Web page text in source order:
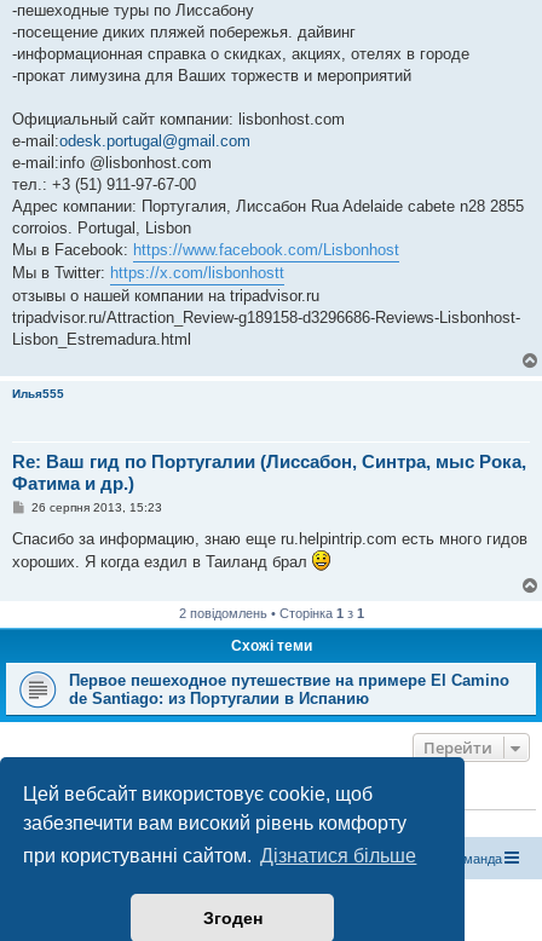
Цей вебсайт використовує cookie, щоб
забезпечити вам високий рівень комфорту
при користуванні сайтом. Дізнатися більше
Згоден
-пешеходные туры по Лиссабону
-посещение диких пляжей побережья. дайвинг
-информационная справка о скидках, акциях, отелях в городе
-прокат лимузина для Ваших торжеств и мероприятий
Официальный сайт компании: lisbonhost.com
e-mail:odesk.portugal@gmail.com
е-mail:info @lisbonhost.com
тел.: +3 (51) 911-97-67-00
Адрес компании: Португалия, Лиссабон Rua Adelaide cabete n28 2855
corroios. Portugal, Lisbon
Мы в Facebook: https://www.facebook.com/Lisbonhost
Мы в Twitter: https://x.com/lisbonhostt
отзывы о нашей компании на tripadvisor.ru
tripadvisor.ru/Attraction_Review-g189158-d3296686-Reviews-Lisbonhost-
Lisbon_Estremadura.html
Илья555
Re: Ваш гид по Португалии (Лиссабон, Синтра, мыс Рока,
Фатима и др.)
П
в
д
я
26 серпня 2013, 15:23
Спасибо за информацию, знаю еще ru.helpintrip.com есть много гидов
хороших. Я когда ездил в Таиланд брал
2 повідомлень • Сторінка 1 з 1
Схожі теми
Первое пешеходное путешествие на примере El Camino
de Santiago: из Португалии в Испанию
Перейти
ХТО ЗАРАЗ ОНЛАЙН
Зараз переглядають цей форум:ClaudeBot [бот ШІ]і 0 гостей
Магазин спорядження Туристичний форум «Рюкзак» Команда
Працює на phpBB® Forum Software © phpBB Limited
Конфіденційність